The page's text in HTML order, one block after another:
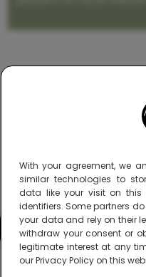
With your agreement, we
similar technologies to
data like your visit on this
identifiers. Some partners
your data and rely on their
withdraw your consent or
legitimate interest at any
our Privacy Policy on this